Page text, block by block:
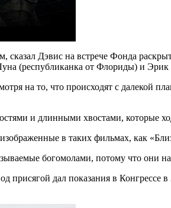
Дэвис на встрече Фонда
(республиканка от Флориды) и Эрик
на то, что происходят с далекой
и длинными хвостами, которые
в таких фильмах, как
богомолами, потому что они
дал показания в Конгрессе